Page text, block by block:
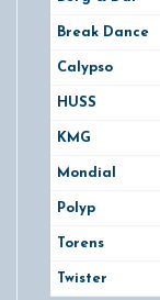
Break Dance
Calypso
HUSS
KMG
Mondial
Polyp
Torens
Twister